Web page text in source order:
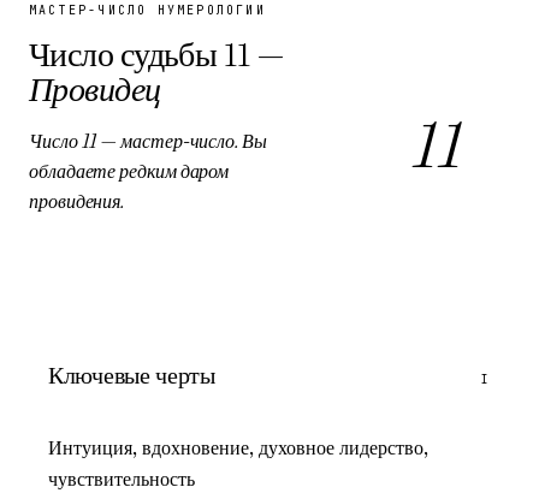
МАСТЕР-ЧИСЛО НУМЕРОЛОГИИ
Число судьбы11 —
Провидец
Число 11 — мастер-число. Вы
обладаете редким даром
провидения.
11
Ключевые черты I
Интуиция, вдохновение, духовное лидерство,
чувствительность